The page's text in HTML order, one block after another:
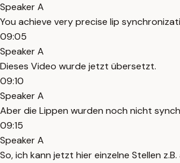
Speaker A
You achieve very precise lip
09:05
Speaker A
Dieses Video wurde jetzt übersetzt.
09:10
Speaker A
Aber die Lippen wurden noch nicht
09:15
Speaker A
So, ich kann jetzt hier einzelne Stellen z.B.